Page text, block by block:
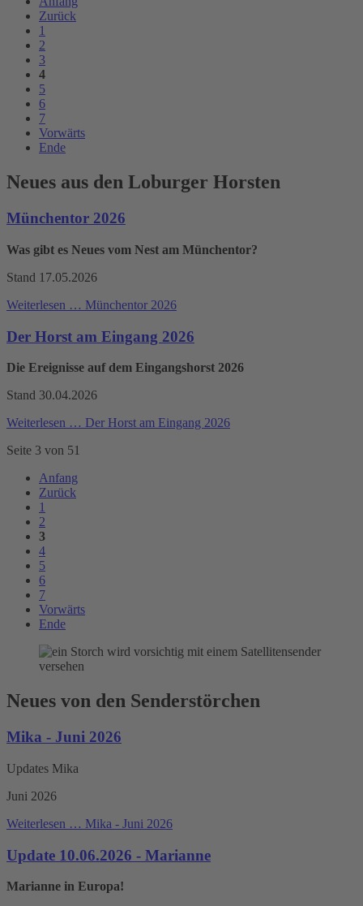
Zurück
1
2
3
4
5
6
7
Vorwärts
Ende
Neues aus den Loburger Horsten
Münchentor 2026
Was gibt es Neues vom Nest am Münchentor?
Stand 17.05.2026
Weiterlesen … Münchentor 2026
Der Horst am Eingang 2026
Die Ereignisse auf dem Eingangshorst 2026
Stand 30.04.2026
Weiterlesen … Der Horst am Eingang 2026
Seite 3 von 51
Anfang
Zurück
1
2
3
4
5
6
7
Vorwärts
Ende
Neues von den Senderstörchen
Mika - Juni 2026
Updates Mika
Juni 2026
Weiterlesen … Mika - Juni 2026
Update 10.06.2026 - Marianne
Marianne in Europa!